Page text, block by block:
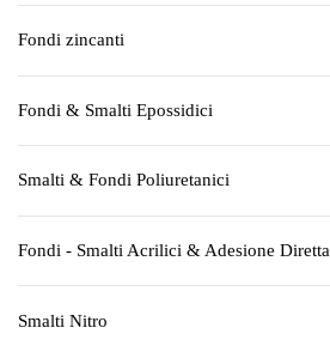
Fondi zincanti
Fondi & Smalti Epossidici
Smalti & Fondi Poliuretanici
Fondi - Smalti Acrilici & Adesione Diretta
Smalti Nitro